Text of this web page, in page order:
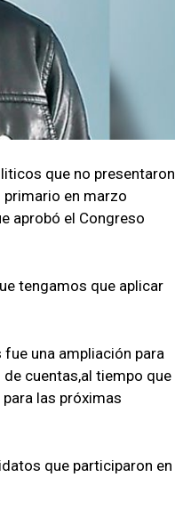
que no presentaron
en marzo
aprobó el Congreso
tengamos que aplicar
una ampliación para
cuentas,al tiempo que
las próximas
que participaron en